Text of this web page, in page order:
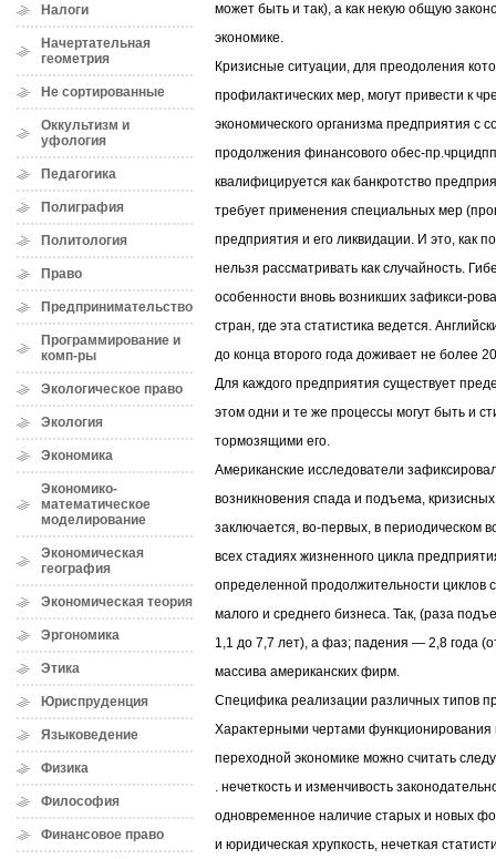
Налоги
Начертательная
геометрия
Не сортированные
Оккультизм и
уфология
Педагогика
Полиграфия
Политология
Право
Предпринимательство
Программирование и
комп-ры
Экологическое право
Экология
Экономика
Экономико-
математическое
моделирование
Экономическая
география
Экономическая теория
Эргономика
Этика
Юриспруденция
Языковедение
Физика
Философия
Финансовое право
может быть и так), а как некую общую
экономике.
Кризисные ситуации, для преодоления
профилактических мер, могут привести к
экономического организма предприятия с
продолжения финансового обес-
квалифицируется как банкротство
требует применения специальных мер
предприятия и его ликвидации. И это, как
нельзя рассматривать как случайность.
особенности вновь возникших зафикси-
стран, где эта статистика ведется.
до конца второго года доживает не более
Для каждого предприятия существует
этом одни и те же процессы могут быть и
тормозящими его.
Американские исследователи
возникновения спада и подъема,
заключается, во-первых, в периодическом
всех стадиях жизненного цикла
определенной продолжительности
малого и среднего бизнеса. Так, (раза
1,1 до 7,7 лет), а фаз; падения — 2,8 года
массива американских фирм.
Специфика реализации различных типов
Характерными чертами функционирования
переходной экономике можно считать
. нечеткость и изменчивость
одновременное наличие старых и новых
и юридическая хрупкость, нечеткая